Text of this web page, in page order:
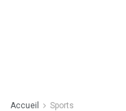
Accueil Sports